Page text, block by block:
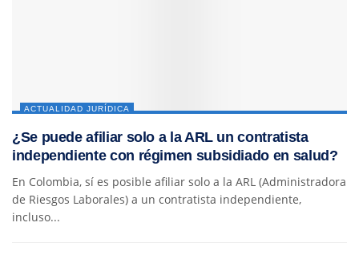
ACTUALIDAD JURÍDICA
¿Se puede afiliar solo a la ARL un contratista
independiente con régimen subsidiado en salud?
En Colombia, sí es posible afiliar solo a la ARL (Administradora
de Riesgos Laborales) a un contratista independiente,
incluso...